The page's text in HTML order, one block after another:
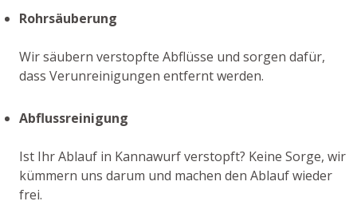
Rohrsäuberung
Wir säubern verstopfte Abflüsse und sorgen dafür,
dass Verunreinigungen entfernt werden.
Abflussreinigung
Ist Ihr Ablauf in Kannawurf verstopft? Keine Sorge, wir
kümmern uns darum und machen den Ablauf wieder
frei.